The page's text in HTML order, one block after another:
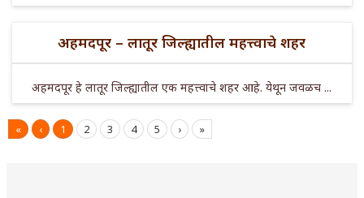
अहमदपूर – लातूर जिल्ह्यातील महत्त्वाचे शहर
अहमदपूर हे लातूर जिल्ह्यातील एक महत्त्वाचे शहर आहे. येथून जवळच ...
« ‹ 1 2 3 4 5 › »